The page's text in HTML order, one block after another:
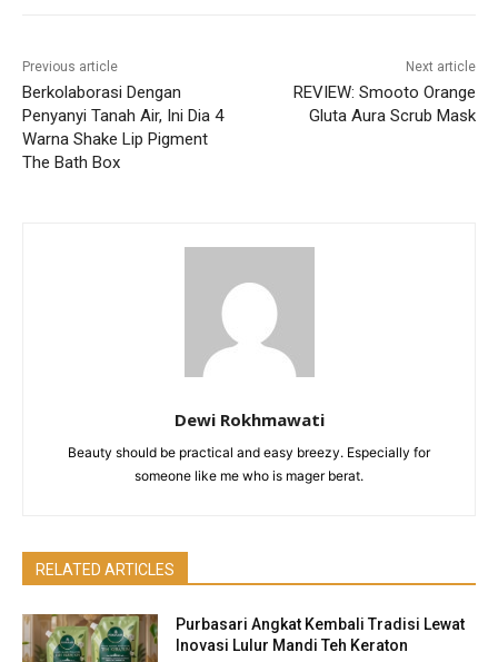
Previous article
Berkolaborasi Dengan
Penyanyi Tanah Air, Ini Dia 4
Warna Shake Lip Pigment
The Bath Box
Next article
REVIEW: Smooto Orange
Gluta Aura Scrub Mask
Dewi Rokhmawati
Beauty should be practical and easy breezy. Especially for
someone like me who is mager berat.
RELATED ARTICLES
Purbasari Angkat Kembali Tradisi Lewat
Inovasi Lulur Mandi Teh Keraton